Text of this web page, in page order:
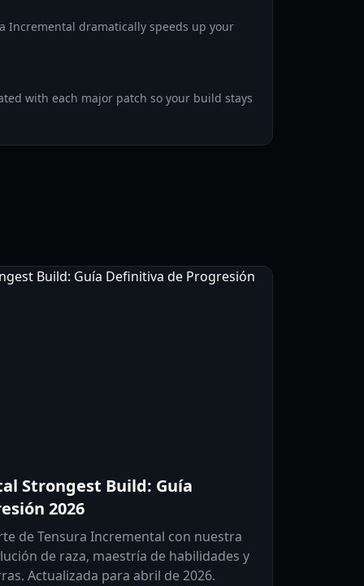
Incremental dramatically speeds up your
with each major patch so your build stays
Strongest Build: Guía
2026
de Tensura Incremental con nuestra
de raza, maestría de habilidades y
Actualizada para abril de 2026.